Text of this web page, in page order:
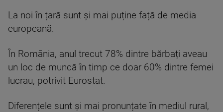
La noi în țară sunt și mai puține față de media
europeană.
În România, anul trecut 78% dintre bărbați aveau
un loc de muncă în timp ce doar 60% dintre femei
lucrau, potrivit Eurostat.
Diferențele sunt și mai pronunțate în mediul rural,